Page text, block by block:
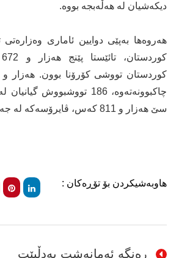
دیکەشیان لە هەڵەبجە بووە.
هەروەها بەپێی دوایین ئاماری
چاکبوونەتەوە، 186 تووشبووش
سێ هەزار و 811 کەس، ڤایرۆسەکە لە جەستەیاندا چالاکە.
هاوبەشیکردن بۆ تۆڕەکان :
ڕەنگە ئەمانەشت بەدڵبێت